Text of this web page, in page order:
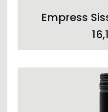
ADD
Empress